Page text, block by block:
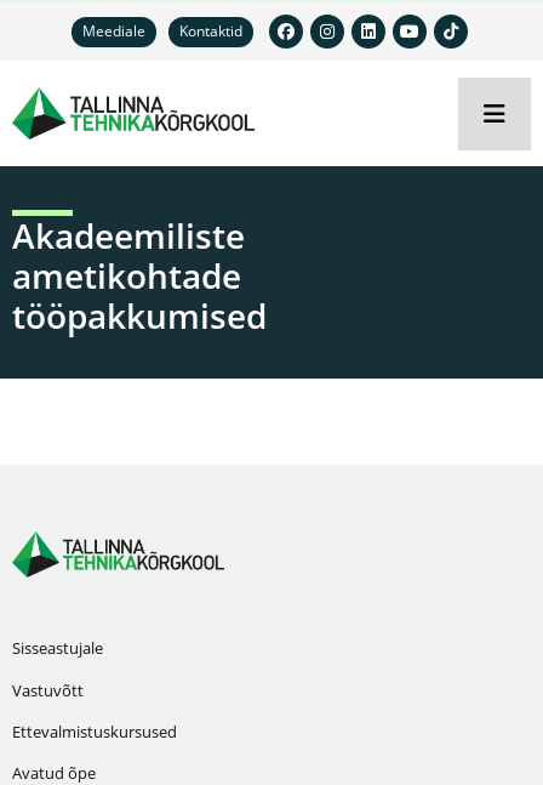
Meediale Kontaktid
Akadeemiliste
ametikohtade
tööpakkumised
Sisseastujale
Vastuvõtt
Ettevalmistuskursused
Avatud õpe